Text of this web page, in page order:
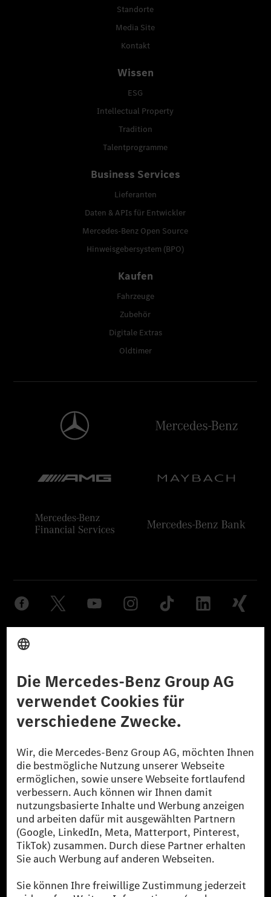
Standorte
Media Site
Kontakt
Wissen
ESG
Intellectual Property
Tradition
Talentprogramme
Business Services
Lieferanten
Daten & APIs für Entwickler
Mercedes-Benz Open Source
Hinweisgebersystem (BPO)
Kaufen
Fahrzeuge
Zubehör
Digitale Extras
Oldtimer
© 2026 Mercedes-Benz Group AG. Alle Rechte vorbehalten.
reduzierte CO₂-Emissionen bei der Mercedes-Benz Group durch
zertifizierte Ausgleichsprojekte kompensiert werden.
[2] Renewable Charging ist ein integraler Bestandteil von MB.CHARGE
Public in Europa, den USA, Kanada und China. Sofern an der jeweiligen
Ladestation noch kein Strom aus erneuerbaren Energien vorliegt,
verwendet Renewable Charging Grünstromzertifikate*. Diese stellen
sicher, dass für Ladevorgänge über MB.CHARGE Public eine äquivalente
Strommenge aus erneuerbaren Energien ins Stromnetz eingespeist wird.
Sie stammen ausschließlich aus Wind- und Solarkraftanlagen, die jünger
als sechs Jahre sind.
* Inkl. EKOenergy Ökolabel
* Die angegebenen Werte wurden nach dem vorgeschriebenen
Messverfahren WLTP (Worldwide harmonised Light vehicles Test